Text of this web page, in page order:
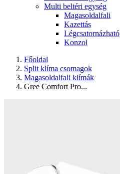
Multi beltéri egység
Magasoldalfali
Kazettás
Légcsatornázható
Konzol
Főoldal
Split klíma csomagok
Magasoldalfali klímák
Gree Comfort Pro...